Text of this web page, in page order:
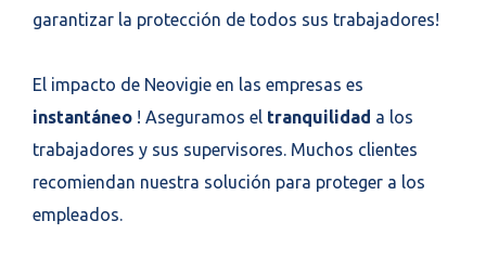
garantizar la protección de todos sus trabajadores!
El impacto de Neovigie en las empresas es
instantáneo ! Aseguramos el tranquilidad a los
trabajadores y sus supervisores. Muchos clientes
recomiendan nuestra solución para proteger a los
empleados.